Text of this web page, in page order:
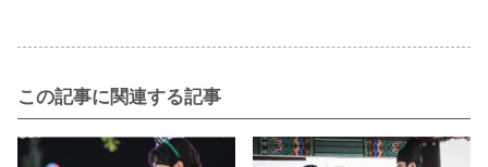
この記事に関連する記事